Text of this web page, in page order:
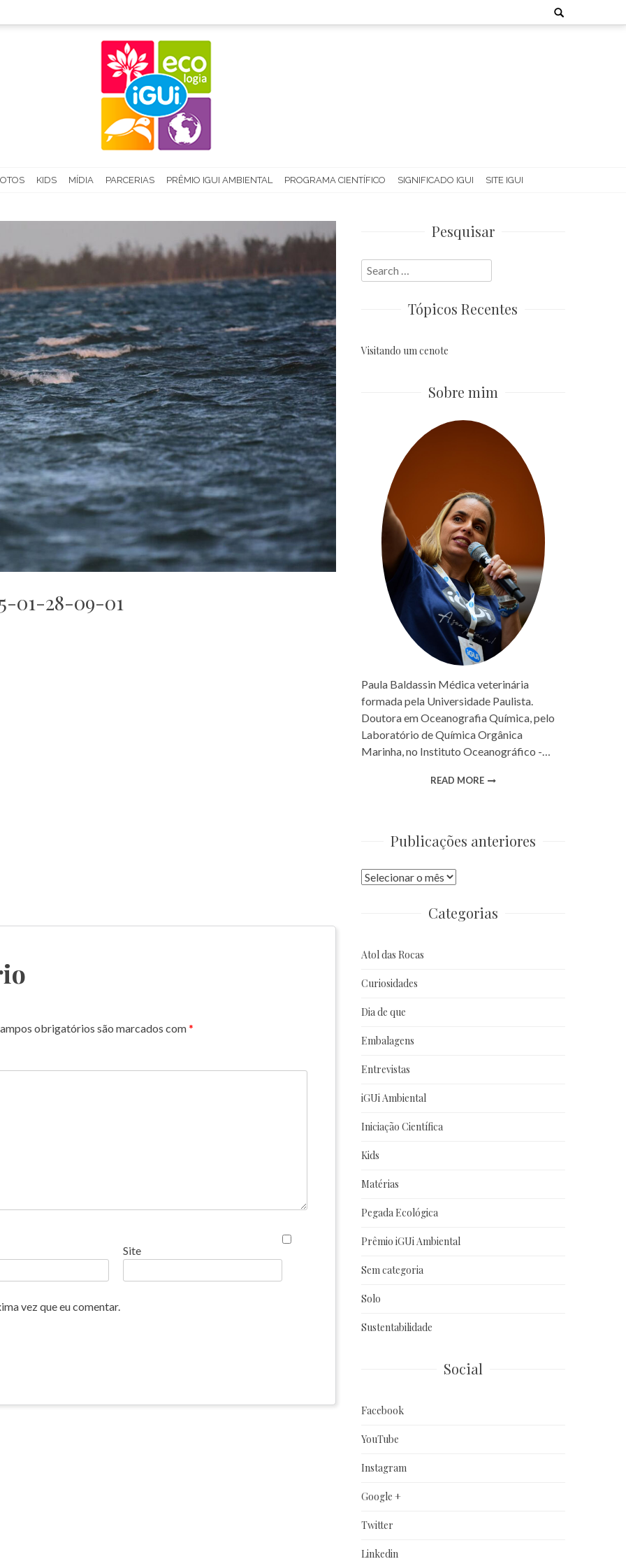
Search
for:
KIDS MÍDIA PARCERIAS PRÊMIO IGUI AMBIENTAL PROGRAMA CIENTÍFICO SIGNIFICADO IGUI SITE IGUI
01-28-09-01
obrigatórios são marcados com*
Site
vez que eu comentar.
Pesquisar
Search
for:
Tópicos Recentes
Visitando um cenote
Sobre mim
Paula Baldassin Médica veterinária
formada pela Universidade Paulista.
Doutora em Oceanografia Química, pelo
Laboratório de Química Orgânica
Marinha, no Instituto Oceanográfico -…
READ MORE
Publicações anteriores
Publicações
Categorias
Atol das Rocas
Curiosidades
Dia de que
Embalagens
Entrevistas
iGUi Ambiental
Iniciação Científica
Kids
Matérias
Pegada Ecológica
Prêmio iGUi Ambiental
Sem categoria
Solo
Sustentabilidade
Social
Facebook
YouTube
Instagram
Google +
Twitter
Linkedin